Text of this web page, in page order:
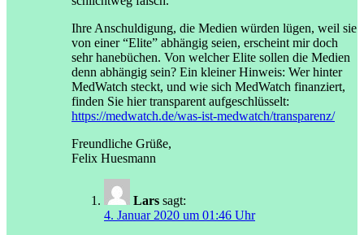
Ihre Anschuldigung, die Medien würden lügen, weil sie
von einer “Elite” abhängig seien, erscheint mir doch
sehr hanebüchen. Von welcher Elite sollen die Medien
denn abhängig sein? Ein kleiner Hinweis: Wer hinter
MedWatch steckt, und wie sich MedWatch finanziert,
finden Sie hier transparent aufgeschlüsselt:
https://medwatch.de/was-ist-medwatch/transparenz/
Freundliche Grüße,
Felix Huesmann
Lars sagt:
4. Januar 2020 um 01:46 Uhr